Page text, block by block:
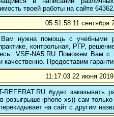
твоей работы на сайте
05:51:58 11 сентября
Вам нужна помощь с учебными
контрольная, РГР,
VSE-NA5.RU Поможем Вам с
Предоставим
11:17:03 22 июня 2019
REFERAT.RU будет
розыгрыше iphone xs)) сам
на сайт с другим